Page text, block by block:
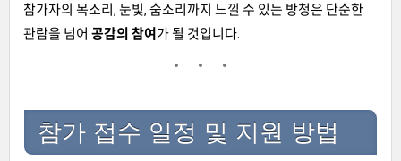
참가자의 목소리, 눈빛, 숨소리까지 느낄 수 있는 방청은 단순한
관람을 넘어 공감의 참여 가 될 것입니다.
참가 접수 일정 및 지원 방법